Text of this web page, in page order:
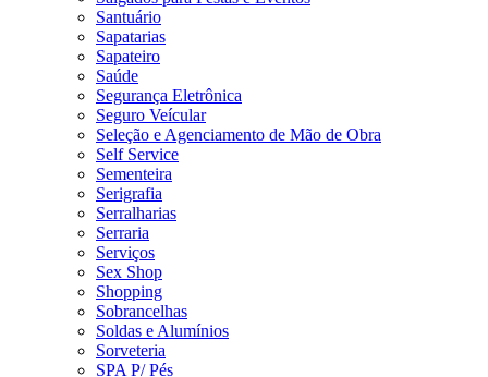
Santuário
Sapatarias
Sapateiro
Saúde
Segurança Eletrônica
Seguro Veícular
Seleção e Agenciamento de Mão de Obra
Self Service
Sementeira
Serigrafia
Serralharias
Serraria
Serviços
Sex Shop
Shopping
Sobrancelhas
Soldas e Alumínios
Sorveteria
SPA P/ Pés